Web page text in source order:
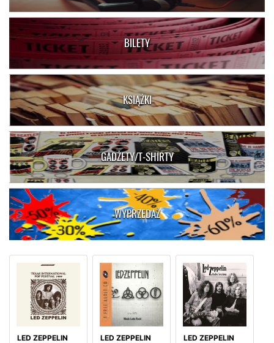
BILETY
KSIĄŻKI
GADŻETY/T-SHIRTY
WYPRZEDAŻ
LED ZEPPELIN
LED ZEPPELIN
LED ZEPPELIN